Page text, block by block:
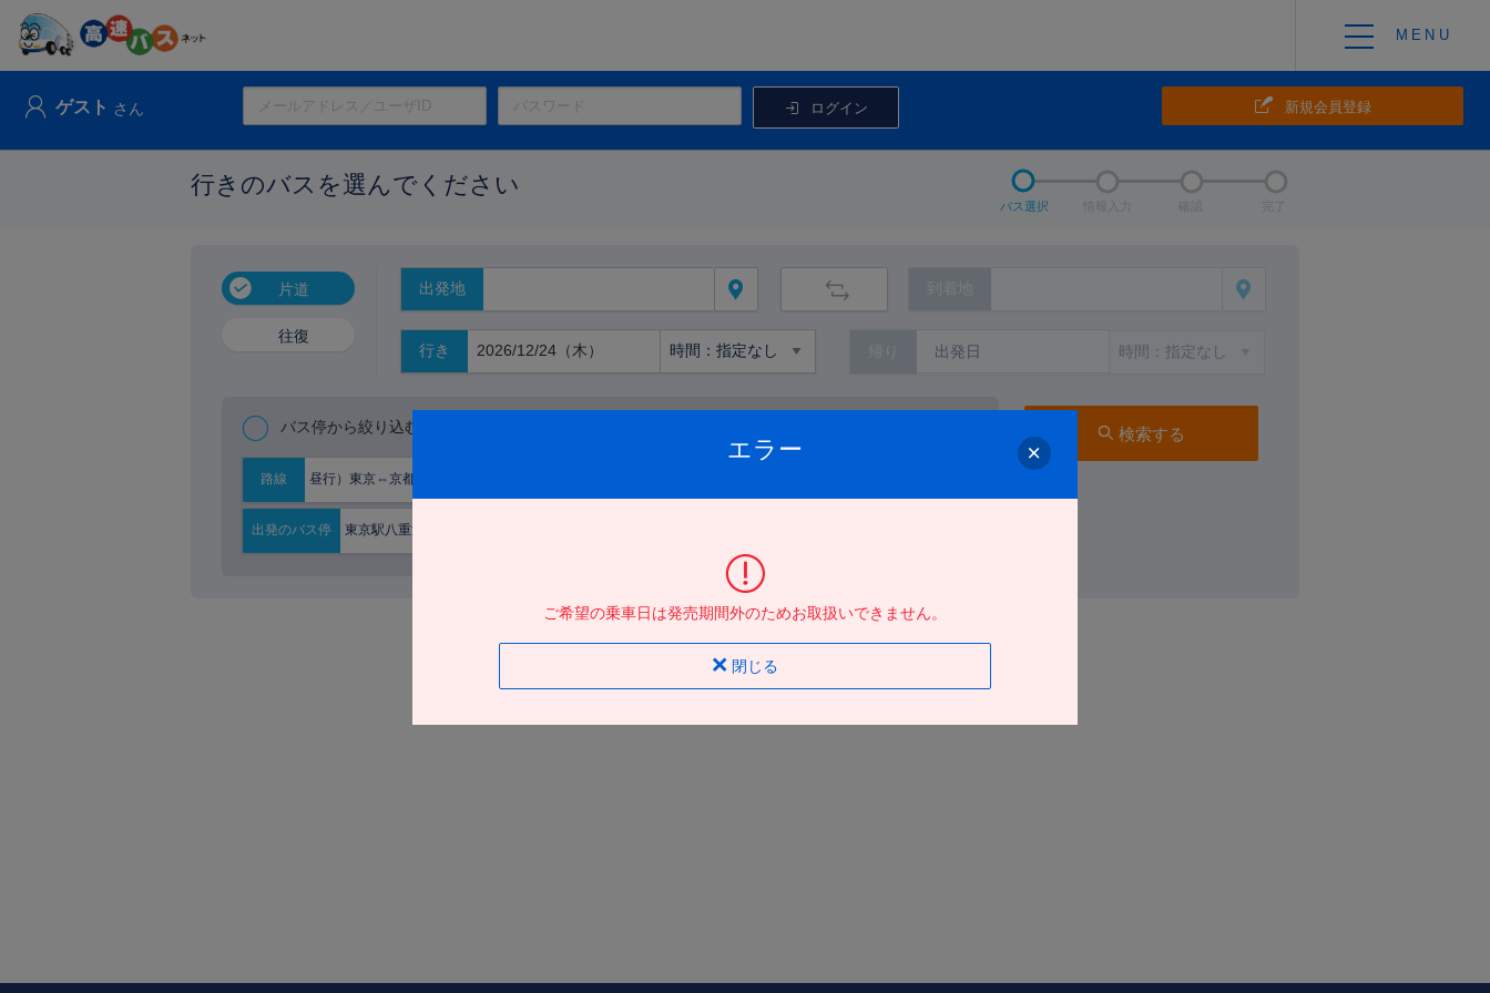
ゲスト さん ログイン 新規会員登録
行きのバスを選んでください
バス選択 確認 完了
片道
往復
出発地 到着地
行き
バス停から絞り込む
路線 昼行）東京⇔京都大阪
出発のバス停 東京駅八重洲南口
検索する
エラー
ご希望の乗車日は発売期間外のためお取扱いできません。
閉じる